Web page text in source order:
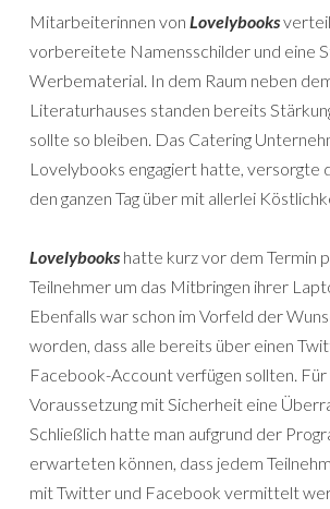
Mitarbeiterinnen von Lovelybooks
vorbereitete Namensschilder und eine
Werbematerial. In dem Raum neben
Literaturhauses standen bereits
sollte so bleiben. Das Catering
Lovelybooks engagiert hatte, versorgte
den ganzen Tag über mit allerlei
Lovelybooks hatte kurz vor dem Termin
Teilnehmer um das Mitbringen ihrer
Ebenfalls war schon im Vorfeld der
worden, dass alle bereits über einen
Facebook-Account verfügen sollten.
Voraussetzung mit Sicherheit eine
Schließlich hatte man aufgrund der
erwarteten können, dass jedem
mit Twitter und Facebook vermittelt